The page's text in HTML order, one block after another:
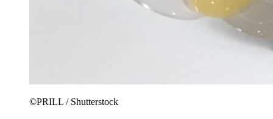
©PRILL / Shutterstock